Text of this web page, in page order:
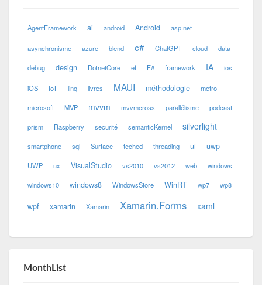
AgentFramework ai android Android asp.net
asynchronisme azure blend c# ChatGPT cloud data
debug design DotnetCore ef F# framework IA ios
iOS IoT linq livres MAUI méthodologie metro
microsoft MVP mvvm mvvmcross parallélisme podcast
prism Raspberry securité semanticKernel silverlight
smartphone sql Surface teched threading ui uwp
UWP ux VisualStudio vs2010 vs2012 web windows
windows10 windows8 WindowsStore WinRT wp7 wp8
wpf xamarin Xamarin Xamarin.Forms xaml
MonthList